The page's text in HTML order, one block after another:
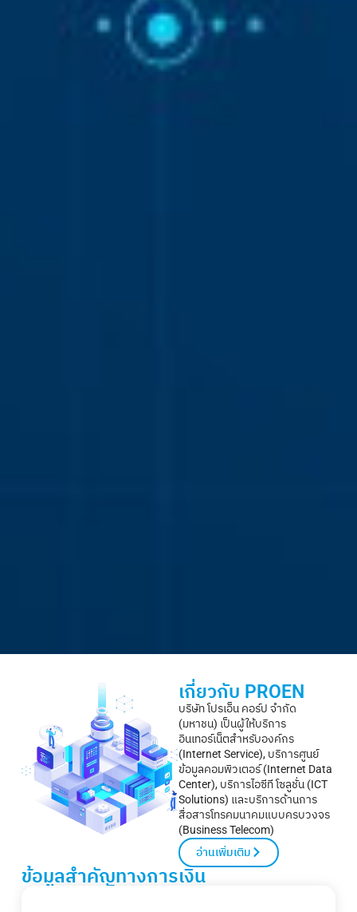
เกี่ยวกับ PROEN
บริษัท โปรเอ็น คอร์ป จำกัด
(มหาชน) เป็นผู้ให้บริการ
อินเทอร์เน็ตสำหรับองค์กร
(Internet Service), บริการศูนย์
ข้อมูลคอมพิวเตอร์ (Internet Data
Center), บริการไอซีที โซลูชั่น (ICT
Solutions) และบริการด้านการ
สื่อสารโทรคมนาคมแบบครบวงจร
(Business Telecom)
อ่านเพิ่มเติม
ข้อมูลสำคัญทางการเงิน